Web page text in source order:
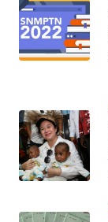
WN
SULSEL
WN
SULUT